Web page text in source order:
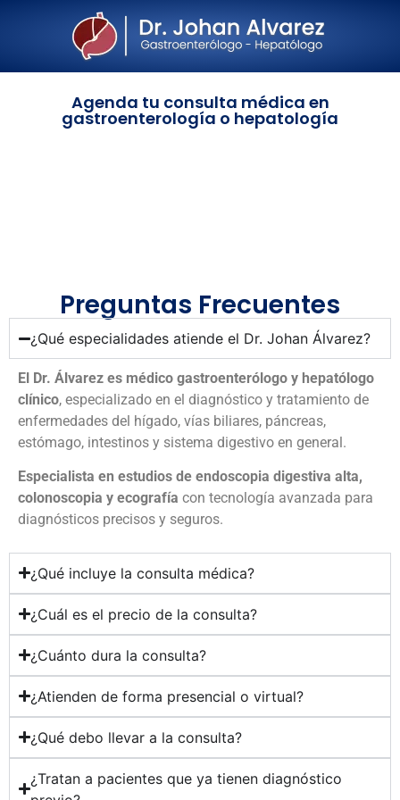
Agenda tu consulta médica en
gastroenterología o hepatología
Preguntas Frecuentes
¿Qué especialidades atiende el Dr. Johan Álvarez?
El Dr. Álvarez es médico gastroenterólogo y hepatólogo
clínico, especializado en el diagnóstico y tratamiento de
enfermedades del hígado, vías biliares, páncreas,
estómago, intestinos y sistema digestivo en general.
Especialista en estudios de endoscopia digestiva alta,
colonoscopia y ecografía con tecnología avanzada para
diagnósticos precisos y seguros.
¿Qué incluye la consulta médica?
¿Cuál es el precio de la consulta?
¿Cuánto dura la consulta?
¿Atienden de forma presencial o virtual?
¿Qué debo llevar a la consulta?
¿Tratan a pacientes que ya tienen diagnóstico